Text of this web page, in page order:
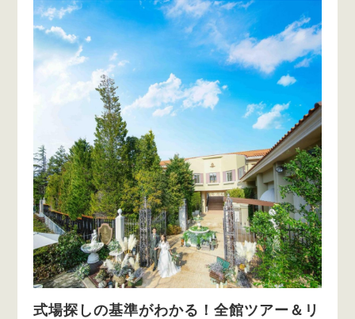
式場探しの基準がわかる！全館ツアー＆リ